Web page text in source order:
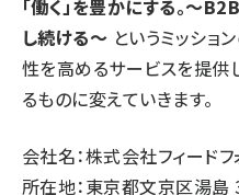
「働く」を豊かにする。～
し続ける～ というミッシ
性を高めるサービスを提供
るものに変えていきます。
会社名：株式会社フィードフ
所在地：東京都文京区湯島